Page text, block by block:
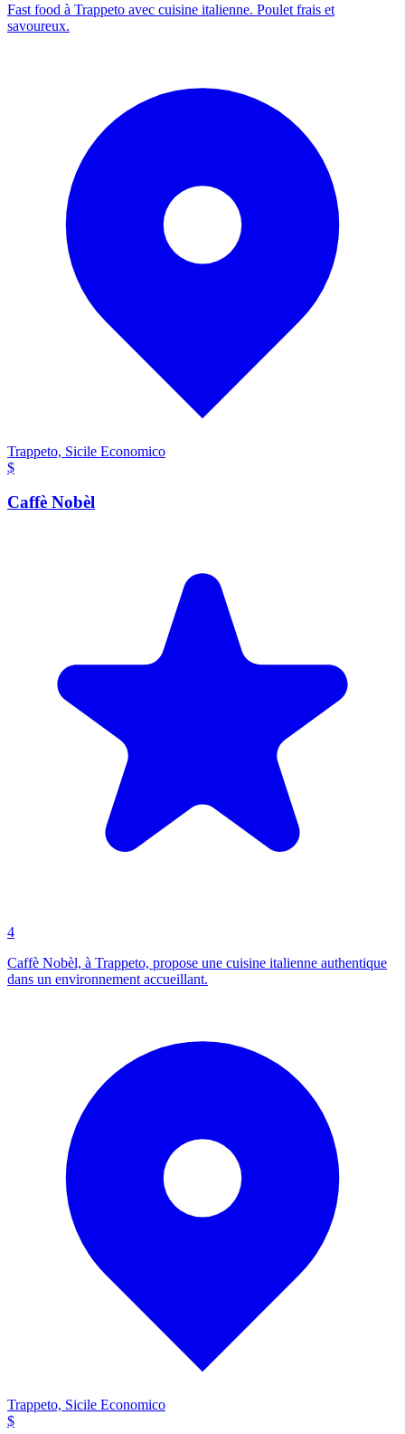
Fast food à Trappeto avec cuisine italienne. Poulet frais et
savoureux.
Trappeto, Sicile Economico
$
Caffè Nobèl
4
Caffè Nobèl, à Trappeto, propose une cuisine italienne authentique
dans un environnement accueillant.
Trappeto, Sicile Economico
$